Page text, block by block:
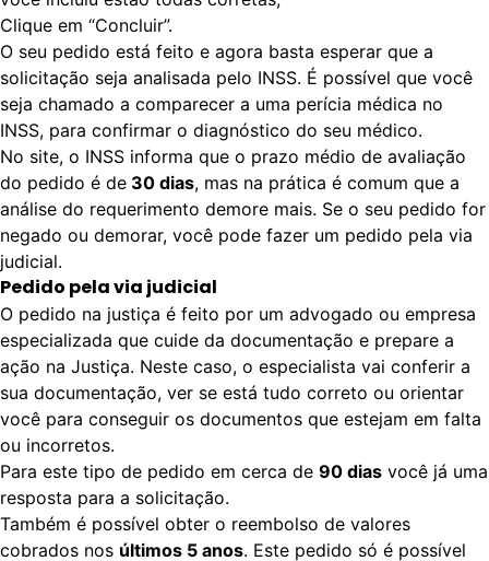
Clique em “Concluir”.
O seu pedido está feito e agora basta esperar que a
solicitação seja analisada pelo INSS. É possível que você
seja chamado a comparecer a uma perícia médica no
INSS, para confirmar o diagnóstico do seu médico.
No site, o INSS informa que o prazo médio de avaliação
do pedido é de 30 dias, mas na prática é comum que a
análise do requerimento demore mais. Se o seu pedido for
negado ou demorar, você pode fazer um pedido pela via
judicial.
Pedido pela via judicial
O pedido na justiça é feito por um advogado ou empresa
especializada que cuide da documentação e prepare a
ação na Justiça. Neste caso, o especialista vai conferir a
sua documentação, ver se está tudo correto ou orientar
você para conseguir os documentos que estejam em falta
ou incorretos.
Para este tipo de pedido em cerca de 90 dias você já uma
resposta para a solicitação.
Também é possível obter o reembolso de valores
cobrados nos últimos 5 anos. Este pedido só é possível